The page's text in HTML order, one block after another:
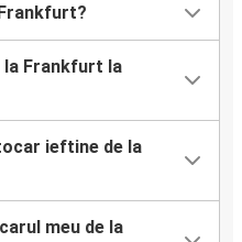
la Frankfurt la
ieftine de la
meu de la